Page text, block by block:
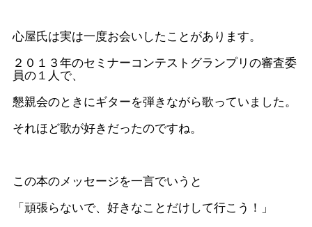
心屋氏は実は一度お会いしたことがあります。
２０１３年のセミナーコンテストグランプリの審査委
員の１人で、
懇親会のときにギターを弾きながら歌っていました。
それほど歌が好きだったのですね。
この本のメッセージを一言でいうと
「頑張らないで、好きなことだけして行こう！」